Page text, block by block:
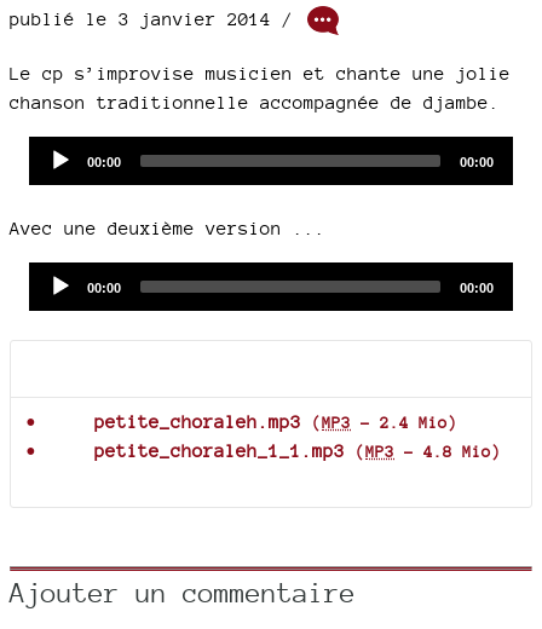
publié le 3 janvier 2014 /
Le cp s’improvise musicien et chante une jolie
chanson traditionnelle accompagnée de djambe.
Current
00:00
Total
00:00
Avec une deuxième version ...
Current
00:00
Total
00:00
petite_choraleh.mp3 (MP3 - 2.4 Mio)
petite_choraleh_1_1.mp3 (MP3 - 4.8 Mio)
Ajouter un commentaire